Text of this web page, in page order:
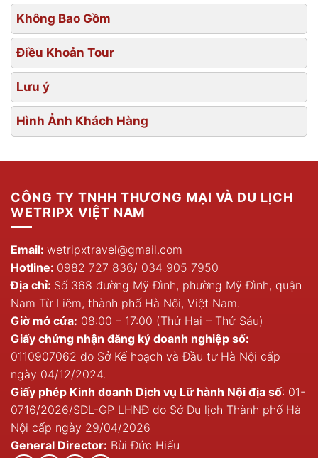
Không Bao Gồm
Điều Khoản Tour
Lưu ý
Hình Ảnh Khách Hàng
CÔNG TY TNHH THƯƠNG MẠI VÀ DU LỊCH
WETRIPX VIỆT NAM
Email: wetripxtravel@gmail.com
Hotline: 0982 727 836/ 034 905 7950
Địa chỉ: Số 368 đường Mỹ Đình, phường Mỹ Đình, quận
Nam Từ Liêm, thành phố Hà Nội, Việt Nam.
Giờ mở cửa: 08:00 – 17:00 (Thứ Hai – Thứ Sáu)
Giấy chứng nhận đăng ký doanh nghiệp số:
0110907062 do Sở Kế hoạch và Đầu tư Hà Nội cấp
ngày 04/12/2024.
Giấy phép Kinh doanh Dịch vụ Lữ hành Nội địa số: 01-
0716/2026/SDL-GP LHNĐ do Sở Du lịch Thành phố Hà
Nội cấp ngày 29/04/2026
General Director: Bùi Đức Hiếu